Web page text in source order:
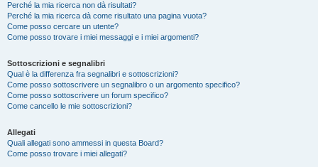
Perché la mia ricerca non dà risultati?
Perché la mia ricerca dà come risultato una pagina vuota?
Come posso cercare un utente?
Come posso trovare i miei messaggi e i miei argomenti?
Sottoscrizioni e segnalibri
Qual è la differenza fra segnalibri e sottoscrizioni?
Come posso sottoscrivere un segnalibro o un argomento specifico?
Come posso sottoscrivere un forum specifico?
Come cancello le mie sottoscrizioni?
Allegati
Quali allegati sono ammessi in questa Board?
Come posso trovare i miei allegati?